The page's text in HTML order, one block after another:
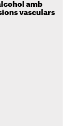
amb
vasculars